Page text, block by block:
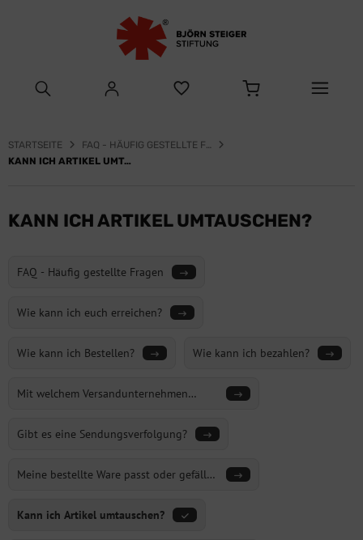
STARTSEITE
FAQ - HÄUFIG GESTELLTE FRAGEN
KANN ICH ARTIKEL UMTAUSCHEN?
KANN ICH ARTIKEL UMTAUSCHEN?
FAQ - Häufig gestellte Fragen
Wie kann ich euch erreichen?
Wie kann ich Bestellen? Wie kann ich bezahlen?
Mit welchem Versandunternehmen
Gibt es eine Sendungsverfolgung?
Meine bestellte Ware passt oder gefällt
Kann ich Artikel umtauschen?